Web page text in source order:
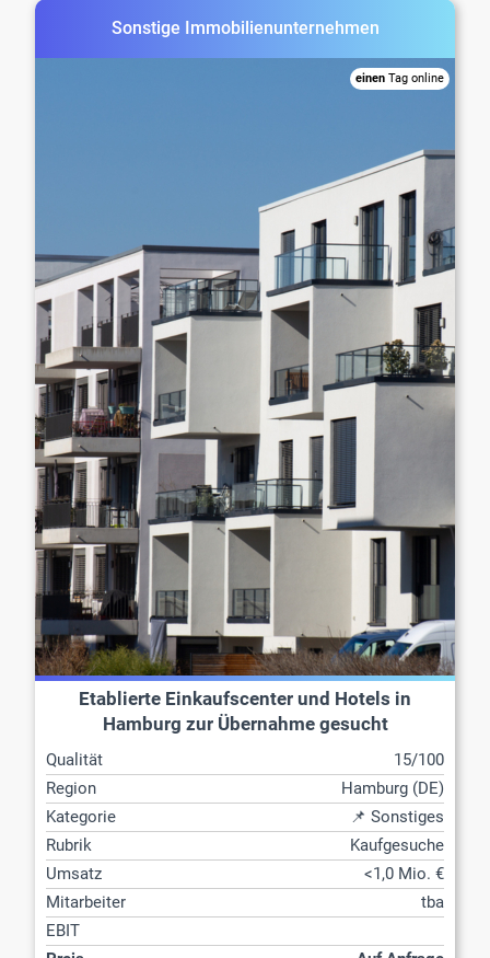
Sonstige Immobilienunternehmen
einen Tag online
Etablierte Einkaufscenter und Hotels in
Hamburg zur Übernahme gesucht
Qualität
15/100
Region
Hamburg (DE)
Kategorie
📌 Sonstiges
Rubrik
Kaufgesuche
Umsatz
<1,0 Mio. €
Mitarbeiter
tba
EBIT